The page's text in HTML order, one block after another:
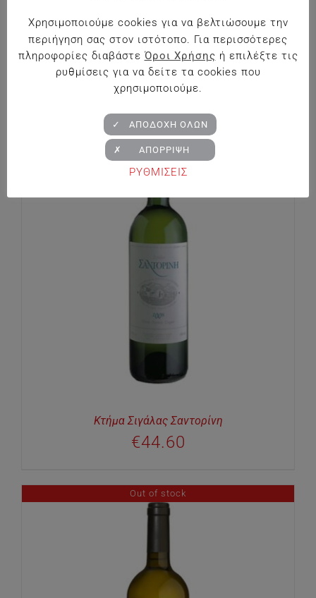
Κτήμα Παυλίδη Thema Λευκός
€15.50
Κτήμα Σιγάλας Σαντορίνη
€44.60
Out of stock
Χρησιμοποιούμε cookies για να βελτιώσουμε την
περιήγηση σας στον ιστότοπο. Για περισσότερες
πληροφορίες διαβάστε Όροι Χρήσης ή επιλέξτε τις
ρυθμίσεις για να δείτε τα cookies που
χρησιμοποιούμε.
ΡΥΘΜΙΣΕΙΣ
✓ ΑΠΟΔΟΧΗ ΟΛΩΝ
✗ ΑΠΟΡΡΙΨΗ